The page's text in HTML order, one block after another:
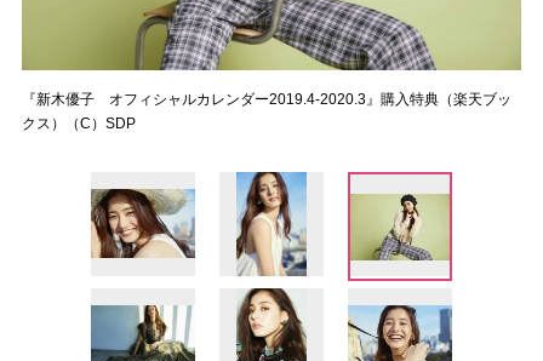
『新木優子 オフィシャルカレンダー2019.4-2020.3』購入特典（楽天ブッ
クス）（C）SDP